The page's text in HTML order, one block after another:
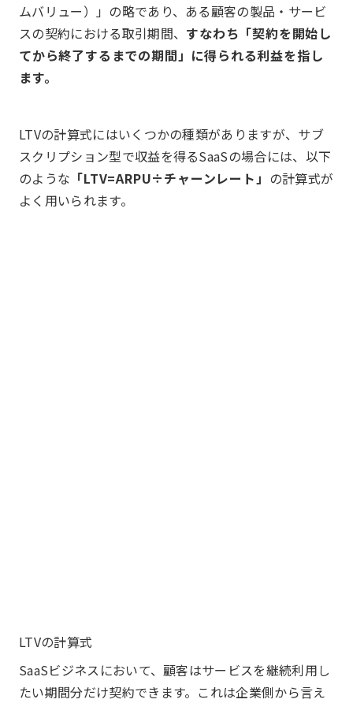
ムバリュー）」の略であり、ある顧客の製品・サービ
スの契約における取引期間、 すなわち「契約を開始し
てから終了するまでの期間」に得られる利益を指し
ます。
LTVの計算式にはいくつかの種類がありますが、サブ
スクリプション型で収益を得るSaaSの場合には、以下
のような 「LTV=ARPU÷チャーンレート」 の計算式が
よく用いられます。
LTVの計算式
SaaSビジネスにおいて、顧客はサービスを継続利用し
たい期間分だけ契約できます。これは企業側から言え